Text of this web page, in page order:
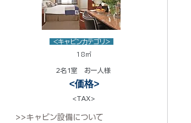
<キャビンカテゴリ>
18㎡
2名1室 お一人様
<価格>
<TAX>
>>キャビン設備について